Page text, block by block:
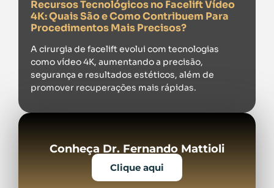
Recursos Tecnológicos no Facelift Vídeo
4K: Quais São e Como Contribuem Para
Procedimentos Mais Precisos?
A cirurgia de facelift evolui com tecnologias
como vídeo 4K, aumentando a precisão,
segurança e resultados estéticos, além de
promover recuperações mais rápidas.
Conheça Dr. Fernando Mattioli
Clique aqui